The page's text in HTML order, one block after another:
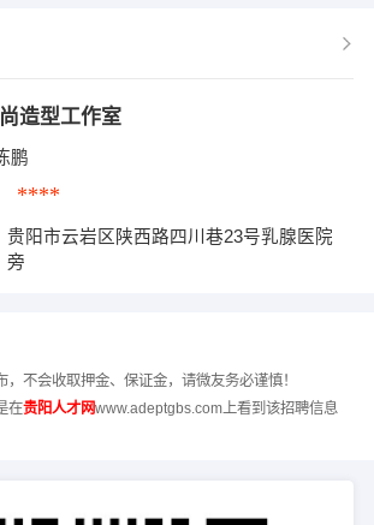
造型工作室
鹏
****
贵阳市云岩区陕西路四川巷23号乳腺医院
旁
，不会收取押金、保证金，请微友务必谨慎！
在贵阳人才网www.adeptgbs.com上看到该招聘信息